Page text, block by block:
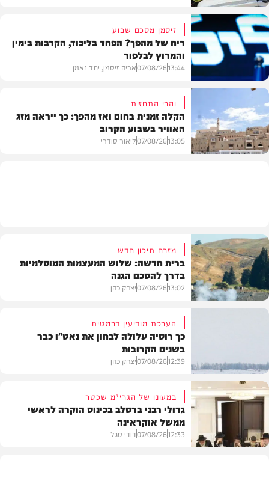
בארץ
פוליטי
זיסמן מסכם שבוע
ריח של מהפך? הפחד בליכוד, הקרבות בימין
והמרוץ לבלפור
13:44
07/08/26אריה זיסמן, יתד נאמן
והרי התחזית
הקלה זמנית בחום ואז מהפך: כך ייראה מזג
האוויר בשבוע הקרוב
13:05
07/08/26ליאור סודרי
מזרח תיכון חדש
ברית חדשה: שלוש המעצמות המוסלמיות
בדרך להסכם הגנה
13:02
07/08/26יצחק כהן
הערכת מודיעין דרמטית
כך רוסיה עלולה לבחון את נאט"ו כבר
בשנים הקרובות
12:39
07/08/26יצחק כהן
במעונו של הגרי"מ שכטר
גדולי רבני ברסלב בכינוס הוקרה לראשי
ממשל אוקראינה
12:33
07/08/26דודי סגל